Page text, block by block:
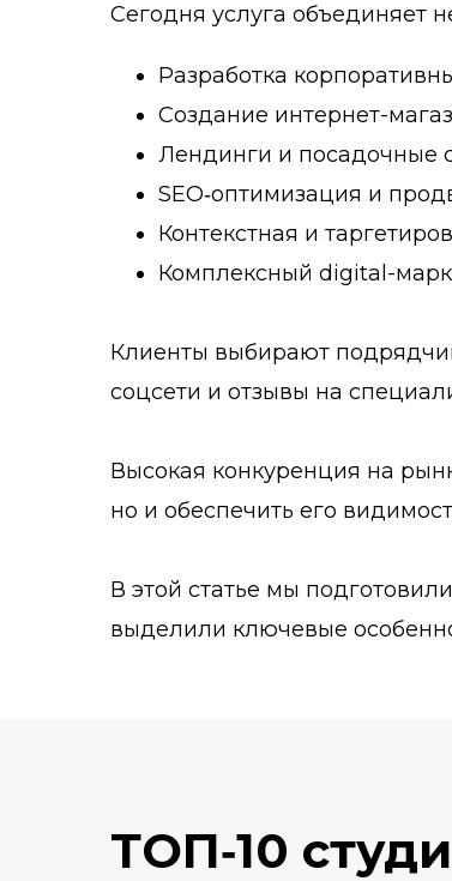
Сегодня услуга объединяет
Разработка
Создание интернет-
Лендинги и посадочные
SEO‑оптимизация и
Контекстная и
Комплексный digital-
Клиенты выбирают
соцсети и отзывы на
Высокая конкуренция на
но и обеспечить его
В этой статье мы
выделили ключевые
ТОП‑10